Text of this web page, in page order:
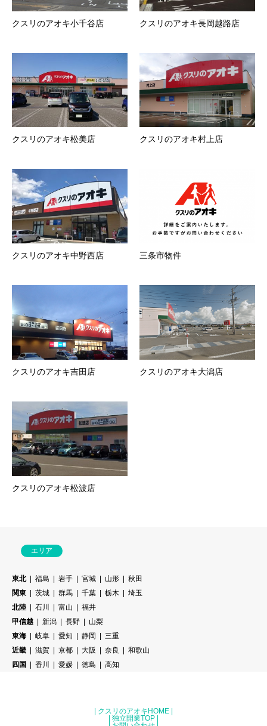
クスリのアオキ小千谷店 クスリのアオキ長岡越路店
クスリのアオキ松美店 クスリのアオキ村上店
クスリのアオキ中野西店 三条市物件
クスリのアオキ吉田店 クスリのアオキ大潟店
クスリのアオキ松波店
エリア
東北 福島 岩手 宮城 山形
秋田
関東
茨城 群馬 千葉 栃木
埼玉
北陸
石川 富山
福井
甲信越
新潟 長野
山梨
東海
岐阜 愛知 静岡
三重
近畿
滋賀 京都 大阪 奈良
和歌山
四国
香川 愛媛 徳島 高知
| クスリのアオキHOME |
| 独立開業TOP |